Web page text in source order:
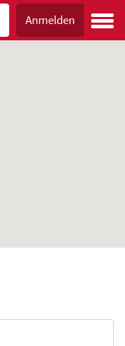
Anmelden